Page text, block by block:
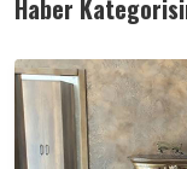
Haber